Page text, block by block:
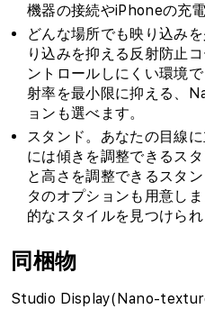
機器の接続やiPhoneの充電
どんな場所でも映り込み
り込みを抑える反射防止
ントロールしにくい環境
射率を最小限に抑える、
ョンも選べます。
スタンド。あなたの目線
には傾きを調整できるス
と高さを調整できるスタ
タのオプションも用意し
的なスタイルを見つけられ
同梱物
Studio Display(Nano-